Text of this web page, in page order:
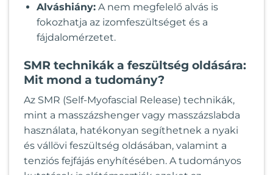
Alváshiány:A nem megfelelő alvás is
fokozhatja az izomfeszültséget és a
fájdalomérzetet.
SMR technikák a feszültség oldására:
Mit mond a tudomány?
Az SMR (Self-Myofascial Release) technikák,
mint a masszázshenger vagy masszázslabda
használata, hatékonyan segíthetnek a nyaki
és vállövi feszültség oldásában, valamint a
tenziós fejfájás enyhítésében. A tudományos